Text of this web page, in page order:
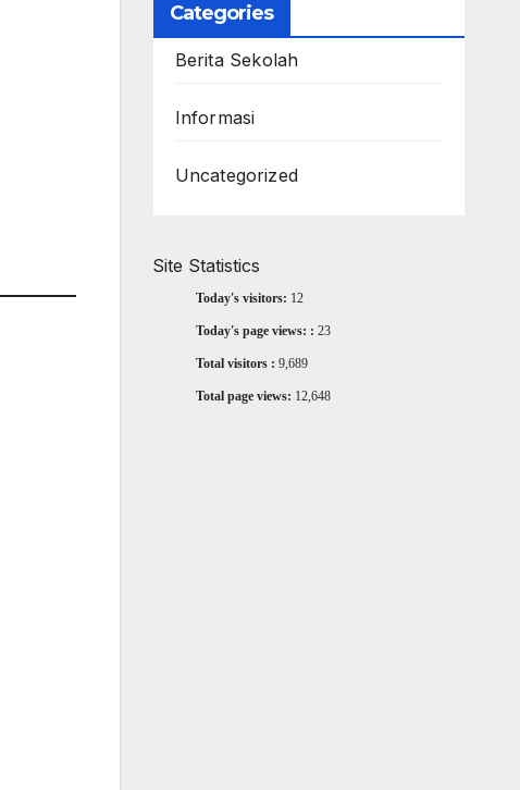
Categories
Berita Sekolah
Informasi
Uncategorized
Site Statistics
Today's visitors: 12
Today's page views: : 23
Total visitors : 9,689
Total page views: 12,648